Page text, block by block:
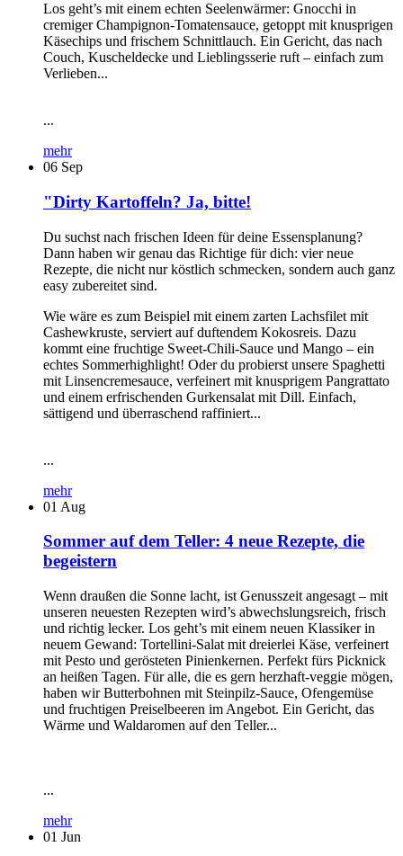
Los geht’s mit einem echten Seelenwärmer: Gnocchi in
cremiger Champignon-Tomatensauce, getoppt mit knusprigen
Käsechips und frischem Schnittlauch. Ein Gericht, das nach
Couch, Kuscheldecke und Lieblingsserie ruft – einfach zum
Verlieben...
...
mehr
06 Sep
"Dirty Kartoffeln? Ja, bitte!
Du suchst nach frischen Ideen für deine Essensplanung?
Dann haben wir genau das Richtige für dich: vier neue
Rezepte, die nicht nur köstlich schmecken, sondern auch ganz
easy zubereitet sind.
Wie wäre es zum Beispiel mit einem zarten Lachsfilet mit
Cashewkruste, serviert auf duftendem Kokosreis. Dazu
kommt eine fruchtige Sweet-Chili-Sauce und Mango – ein
echtes Sommerhighlight! Oder du probierst unsere Spaghetti
mit Linsencremesauce, verfeinert mit knusprigem Pangrattato
und einem erfrischenden Gurkensalat mit Dill. Einfach,
sättigend und überraschend raffiniert...
...
mehr
01 Aug
Sommer auf dem Teller: 4 neue Rezepte, die
begeistern
Wenn draußen die Sonne lacht, ist Genusszeit angesagt – mit
unseren neuesten Rezepten wird’s abwechslungsreich, frisch
und richtig lecker. Los geht’s mit einem neuen Klassiker in
neuem Gewand: Tortellini-Salat mit dreierlei Käse, verfeinert
mit Pesto und gerösteten Pinienkernen. Perfekt fürs Picknick
an heißen Tagen. Für alle, die es gern herzhaft-veggie mögen,
haben wir Butterbohnen mit Steinpilz-Sauce, Ofengemüse
und fruchtigen Preiselbeeren im Angebot. Ein Gericht, das
Wärme und Waldaromen auf den Teller...
...
mehr
01 Jun